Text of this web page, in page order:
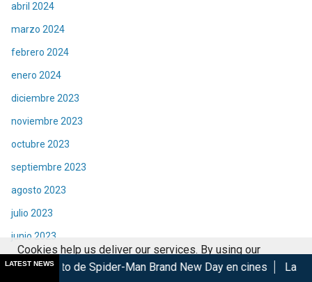
abril 2024
marzo 2024
febrero 2024
enero 2024
diciembre 2023
noviembre 2023
octubre 2023
septiembre 2023
agosto 2023
julio 2023
junio 2023
mayo 2023
LATEST NEWSMan Brand New Day en cines Las Lágrimas de Bael
Cookies help us deliver our services. By using our
services, you agree to our use of cookies.
Got it